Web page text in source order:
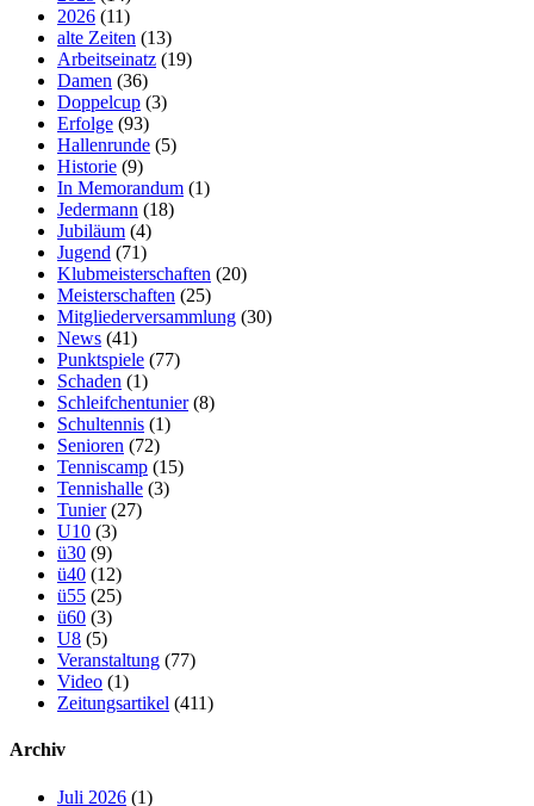
2026 (11)
alte Zeiten (13)
Arbeitseinatz (19)
Damen (36)
Doppelcup (3)
Erfolge (93)
Hallenrunde (5)
Historie (9)
In Memorandum (1)
Jedermann (18)
Jubiläum (4)
Jugend (71)
Klubmeisterschaften (20)
Meisterschaften (25)
Mitgliederversammlung (30)
News (41)
Punktspiele (77)
Schaden (1)
Schleifchentunier(8)
Schultennis (1)
Senioren (72)
Tenniscamp (15)
Tennishalle (3)
Tunier(27)
U10 (3)
ü30 (9)
ü40 (12)
ü55 (25)
ü60 (3)
U8 (5)
Veranstaltung (77)
Video (1)
Zeitungsartikel (411)
Archiv
Juli 2026 (1)